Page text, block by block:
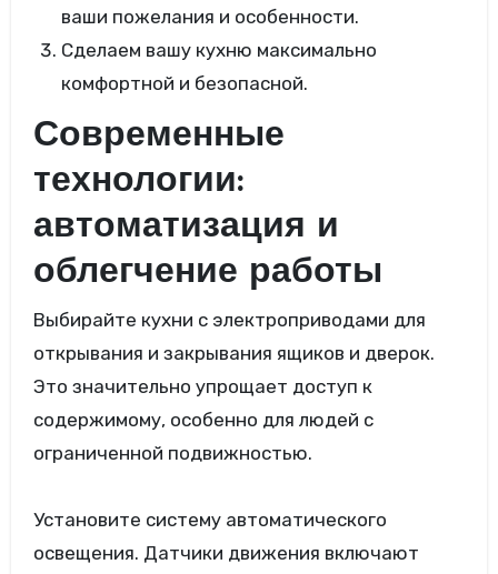
ваши пожелания и особенности.
Сделаем вашу кухню максимально
комфортной и безопасной.
Современные
технологии:
автоматизация и
облегчение работы
Выбирайте кухни с электроприводами для
открывания и закрывания ящиков и дверок.
Это значительно упрощает доступ к
содержимому, особенно для людей с
ограниченной подвижностью.
Установите систему автоматического
освещения. Датчики движения включают